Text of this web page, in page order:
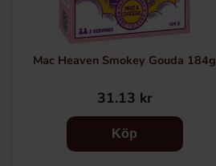
Mac Heaven Smokey Gouda 184g
31.13 kr
Köp